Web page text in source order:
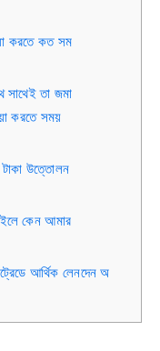
করতে কত সম
সাথেই তা জমা
করতে সময়
টাকা উত্তোলন
কেন আমার
আর্থিক লেনদেন অ